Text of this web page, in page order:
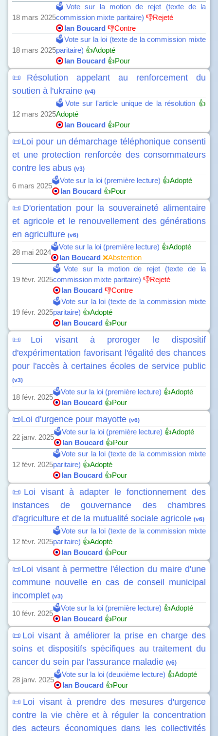
18 mars 2025
🗳️Vote sur la motion de rejet (texte de la
commission mixte paritaire) 👎Rejeté
Ian Boucard 👎Contre
18 mars 2025
🗳️Vote sur la loi (texte de la commission mixte
paritaire) 👍Adopté
Ian Boucard 👍Pour
📜Résolution appelant au renforcement du
soutien à l'ukraine (v4)
12 mars 2025
🗳️Vote sur l'article unique de la résolution 👍
Adopté
Ian Boucard 👍Pour
📜Loi pour un démarchage téléphonique consenti
et une protection renforcée des consommateurs
contre les abus (v3)
6 mars 2025
🗳️Vote sur la loi (première lecture) 👍Adopté
Ian Boucard 👍Pour
📜D'orientation pour la souveraineté alimentaire
et agricole et le renouvellement des générations
en agriculture (v6)
28 mai 2024
🗳️Vote sur la loi (première lecture) 👍Adopté
Ian Boucard ❌Abstention
19 févr. 2025
🗳️Vote sur la motion de rejet (texte de la
commission mixte paritaire) 👎Rejeté
Ian Boucard 👎Contre
19 févr. 2025
🗳️Vote sur la loi (texte de la commission mixte
paritaire) 👍Adopté
Ian Boucard 👍Pour
📜Loi visant à proroger le dispositif
d'expérimentation favorisant l'égalité des chances
pour l'accès à certaines écoles de service public
(v3)
18 févr. 2025
🗳️Vote sur la loi (première lecture) 👍Adopté
Ian Boucard 👍Pour
📜Loi d'urgence pour mayotte (v6)
22 janv. 2025
🗳️Vote sur la loi (première lecture) 👍Adopté
Ian Boucard 👍Pour
12 févr. 2025
🗳️Vote sur la loi (texte de la commission mixte
paritaire) 👍Adopté
Ian Boucard 👍Pour
📜Loi visant à adapter le fonctionnement des
instances de gouvernance des chambres
d'agriculture et de la mutualité sociale agricole (v6)
12 févr. 2025
🗳️Vote sur la loi (texte de la commission mixte
paritaire) 👍Adopté
Ian Boucard 👍Pour
📜Loi visant à permettre l'élection du maire d'une
commune nouvelle en cas de conseil municipal
incomplet (v3)
10 févr. 2025
🗳️Vote sur la loi (première lecture) 👍Adopté
Ian Boucard 👍Pour
📜Loi visant à améliorer la prise en charge des
soins et dispositifs spécifiques au traitement du
cancer du sein par l'assurance maladie (v6)
28 janv. 2025
🗳️Vote sur la loi (deuxième lecture) 👍Adopté
Ian Boucard 👍Pour
📜Loi visant à prendre des mesures d'urgence
contre la vie chère et à réguler la concentration
des acteurs économiques dans les collectivités